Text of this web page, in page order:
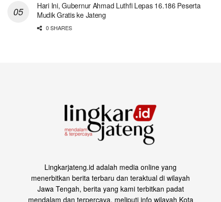
Hari Ini, Gubernur Ahmad Luthfi Lepas 16.186 Peserta
Mudik Gratis ke Jateng
0 SHARES
Lingkarjateng.id adalah media online yang
menerbitkan berita terbaru dan teraktual di wilayah
Jawa Tengah, berita yang kami terbitkan padat
mendalam dan terpercaya, meliputi info wilayah Kota